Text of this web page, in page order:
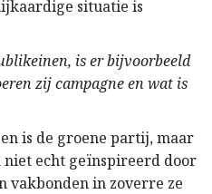
situatie is
is er bijvoorbeeld
zij campagne en wat is
is de groene partij, maar
niet echt geïnspireerd door
vakbonden in zoverre ze